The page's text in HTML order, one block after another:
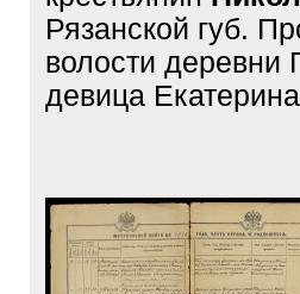
Рязанской губ.
волости деревни
девица